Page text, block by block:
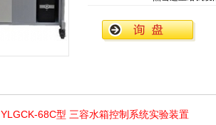
YLGCK-68C型 三容水箱控制系统实验装置